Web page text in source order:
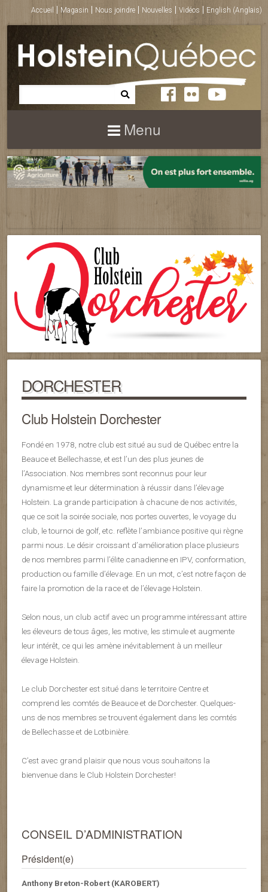
Accueil Magasin Nous joindre Nouvelles Vidéos English (Anglais)
Menu
DORCHESTER
Club Holstein Dorchester
Fondé en 1978, notre club est situé au sud de Québec entre la
Beauce et Bellechasse, et est l’un des plus jeunes de
l’Association. Nos membres sont reconnus pour leur
dynamisme et leur détermination à réussir dans l’élevage
Holstein. La grande participation à chacune de nos activités,
que ce soit la soirée sociale, nos portes ouvertes, le voyage du
club, le tournoi de golf, etc. reflète l’ambiance positive qui règne
parmi nous. Le désir croissant d’amélioration place plusieurs
de nos membres parmi l’élite canadienne en IPV, conformation,
production ou famille d’élevage. En un mot, c’est notre façon de
faire la promotion de la race et de l’élevage Holstein.
Selon nous, un club actif avec un programme intéressant attire
les éleveurs de tous âges, les motive, les stimule et augmente
leur intérêt, ce qui les amène inévitablement à un meilleur
élevage Holstein.
Le club Dorchester est situé dans le territoire Centre et
comprend les comtés de Beauce et de Dorchester. Quelques-
uns de nos membres se trouvent également dans les comtés
de Bellechasse et de Lotbinière.
C’est avec grand plaisir que nous vous souhaitons la
bienvenue dans le Club Holstein Dorchester!
CONSEIL D’ADMINISTRATION
Président(e)
Anthony Breton-Robert (KAROBERT)